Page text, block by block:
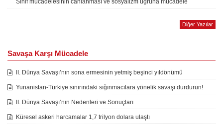
Sınıf mücadelesinin canlanması ve sosyalizm uğruna mücadele
Diğer Yazılar
Savaşa Karşı Mücadele
II. Dünya Savaşı’nın sona ermesinin yetmiş beşinci yıldönümü
Yunanistan-Türkiye sınırındaki sığınmacılara yönelik savaşı durdurun!
II. Dünya Savaşı’nın Nedenleri ve Sonuçları
Küresel askeri harcamalar 1,7 trilyon dolara ulaştı